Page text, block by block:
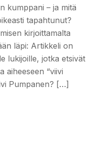
kumppani – ja mitä
tapahtunut?
kirjoittamalta
läpi: Artikkeli on
lukijoille, jotka etsivät
aiheeseen “viivi
Pumpanen? […]